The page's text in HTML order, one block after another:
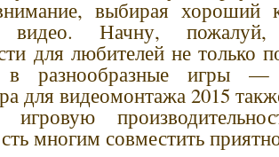
выбирая хороший
видео. Начну,
для любителей не только
в разнообразные игры —
для видеомонтажа 2015
многим совместить